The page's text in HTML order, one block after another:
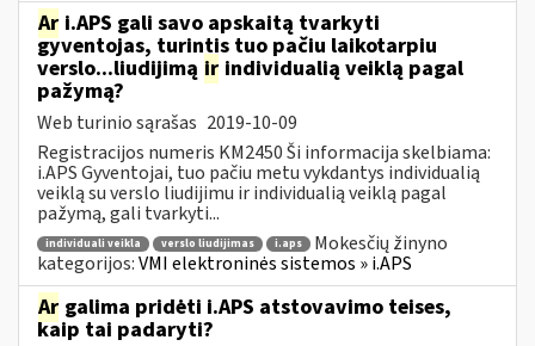
Ar i.APS gali savo apskaitą tvarkyti
gyventojas, turintis tuo pačiu laikotarpiu
verslo...liudijimą ir individualią veiklą pagal
pažymą?
Web turinio sąrašas 2019-10-09
Registracijos numeris KM2450 Ši informacija skelbiama:
i.APS Gyventojai, tuo pačiu metu vykdantys individualią
veiklą su verslo liudijimu ir individualią veiklą pagal
pažymą, gali tvarkyti...
individuali veikla verslo liudijimas i.aps
Mokesčių žinyno
kategorijos:VMI elektroninės sistemos » i.APS
Ar galima pridėti i.APS atstovavimo teises,
kaip tai padaryti?